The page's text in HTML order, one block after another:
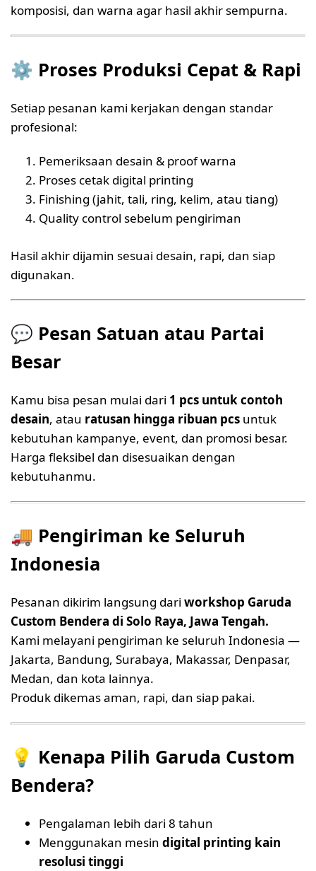
komposisi, dan warna agar hasil akhir sempurna.
⚙️ Proses Produksi Cepat & Rapi
Setiap pesanan kami kerjakan dengan standar
profesional:
Pemeriksaan desain & proof warna
Proses cetak digital printing
Finishing (jahit, tali, ring, kelim, atau tiang)
Quality control sebelum pengiriman
Hasil akhir dijamin sesuai desain, rapi, dan siap
digunakan.
💬 Pesan Satuan atau Partai
Besar
Kamu bisa pesan mulai dari 1 pcs untuk contoh
desain, atau ratusan hingga ribuan pcs untuk
kebutuhan kampanye, event, dan promosi besar.
Harga fleksibel dan disesuaikan dengan
kebutuhanmu.
🚚 Pengiriman ke Seluruh
Indonesia
Pesanan dikirim langsung dari workshop Garuda
Custom Bendera di Solo Raya, Jawa Tengah.
Kami melayani pengiriman ke seluruh Indonesia —
Jakarta, Bandung, Surabaya, Makassar, Denpasar,
Medan, dan kota lainnya.
Produk dikemas aman, rapi, dan siap pakai.
💡 Kenapa Pilih Garuda Custom
Bendera?
Pengalaman lebih dari 8 tahun
Menggunakan mesin digital printing kain
resolusi tinggi